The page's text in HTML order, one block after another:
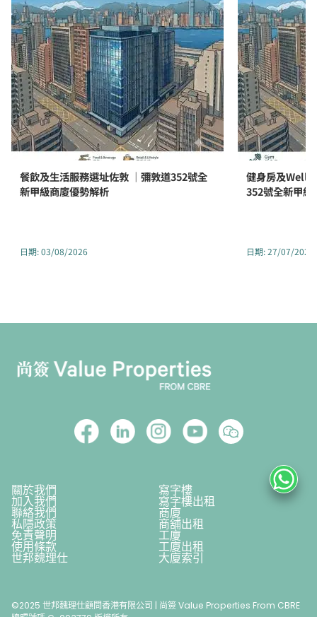
餐飲及生活服務選址佐敦 ｜彌敦道352號全
新甲級商廈優勢解析
日期:03/08/2026
健身房及
352號全新甲級
日期:27/07/2026
關於我們 寫字樓
加入我們 寫字樓出租
聯絡我們 商廈
私隱政策 商舖出租
免責聲明 工廈
使用條款 工廈出租
世邦魏理仕 大廈索引
©2025 世邦魏理仕顧問香港有限公司 | 尚簽 Value Properties From CBRE